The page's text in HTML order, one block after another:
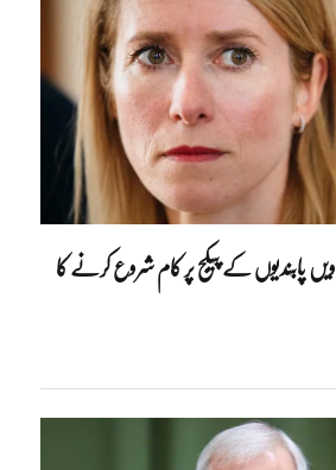
یورپی یونین کا روس پر 19ویں پابندیوں کے پیکج پر کام شروع کرنے کا